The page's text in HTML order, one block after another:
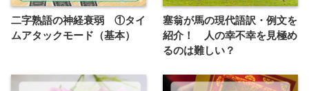
二字熟語の神経衰弱 ①タイ
ムアタックモード（基本）
塞翁が馬の現代語訳・例文を
紹介！ 人の幸不幸を見極め
るのは難しい？